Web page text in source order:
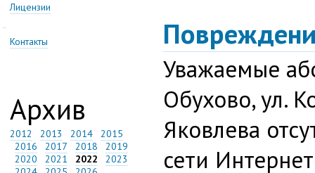
Лицензии
Контакты
Архив
2012 2013 2014
2015
2016
2017 2018
2019
2020
2021 2022
2023
Уважаемые
Обухово, ул.
Яковлева
сети